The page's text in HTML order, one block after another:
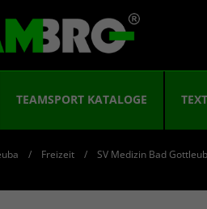
TEAMSPORT KATALOGE
Freizeit SV Medizin Bad